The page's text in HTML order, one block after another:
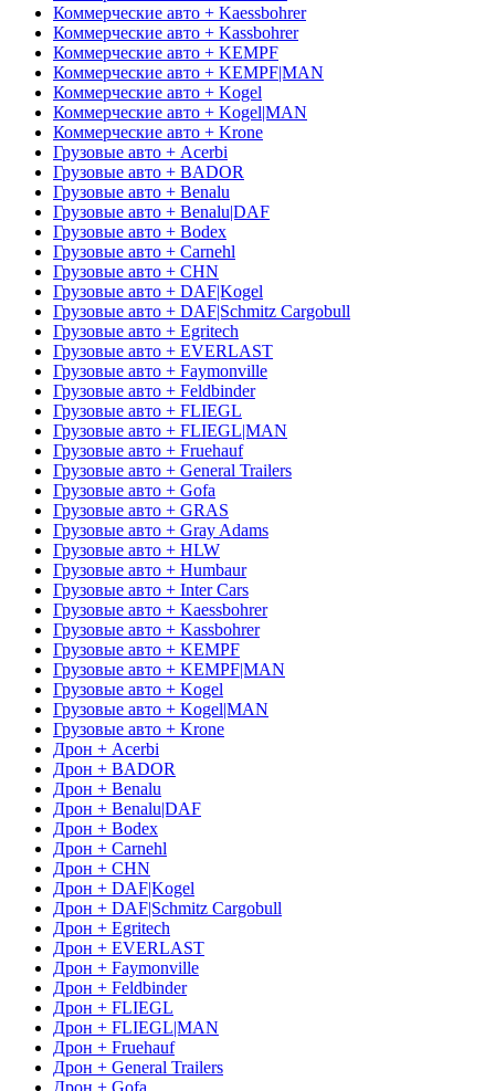
Коммерческие авто + Kaessbohrer
Коммерческие авто + Kassbohrer
Коммерческие авто + KEMPF
Коммерческие авто + KEMPF|MAN
Коммерческие авто + Kogel
Коммерческие авто + Kogel|MAN
Коммерческие авто + Krone
Грузовые авто + Acerbi
Грузовые авто + BADOR
Грузовые авто + Benalu
Грузовые авто + Benalu|DAF
Грузовые авто + Bodex
Грузовые авто + Carnehl
Грузовые авто + CHN
Грузовые авто + DAF|Kogel
Грузовые авто + DAF|Schmitz Cargobull
Грузовые авто + Egritech
Грузовые авто + EVERLAST
Грузовые авто + Faymonville
Грузовые авто + Feldbinder
Грузовые авто + FLIEGL
Грузовые авто + FLIEGL|MAN
Грузовые авто + Fruehauf
Грузовые авто + General Trailers
Грузовые авто + Gofa
Грузовые авто + GRAS
Грузовые авто + Gray Adams
Грузовые авто + HLW
Грузовые авто + Humbaur
Грузовые авто + Inter Cars
Грузовые авто + Kaessbohrer
Грузовые авто + Kassbohrer
Грузовые авто + KEMPF
Грузовые авто + KEMPF|MAN
Грузовые авто + Kogel
Грузовые авто + Kogel|MAN
Грузовые авто + Krone
Дрон + Acerbi
Дрон + BADOR
Дрон + Benalu
Дрон + Benalu|DAF
Дрон + Bodex
Дрон + Carnehl
Дрон + CHN
Дрон + DAF|Kogel
Дрон + DAF|Schmitz Cargobull
Дрон + Egritech
Дрон + EVERLAST
Дрон + Faymonville
Дрон + Feldbinder
Дрон + FLIEGL
Дрон + FLIEGL|MAN
Дрон + Fruehauf
Дрон + General Trailers
Дрон + Gofa